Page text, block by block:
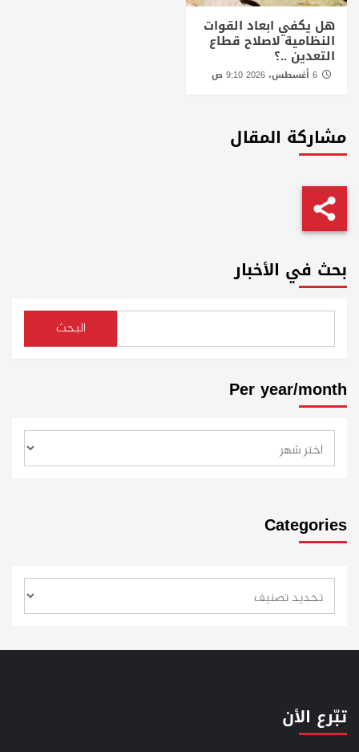
هل يكفي ابعاد القوات
النظامية لاصلاح قطاع
التعدين ..؟
مشاركة المقال
بحث في الأخبار
البحث
Per year/month
Categories
تبّرع الأن